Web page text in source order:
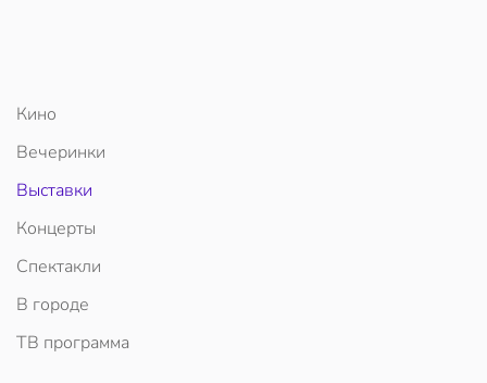
Кино
Вечеринки
Выставки
Концерты
Спектакли
В городе
ТВ программа